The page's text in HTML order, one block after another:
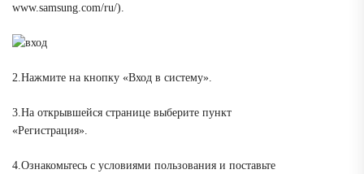
www.samsung.com/ru/).
2.Нажмите на кнопку «Вход в систему».
3.На открывшейся странице выберите пункт
«Регистрация».
4.Ознакомьтесь с условиями пользования и поставьте